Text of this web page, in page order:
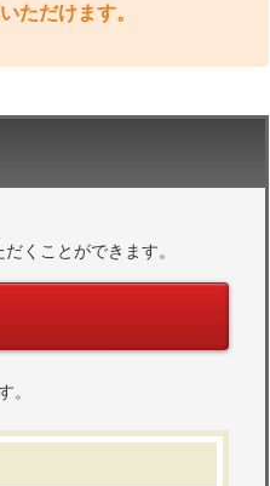
ただけます。
くことができます。
。